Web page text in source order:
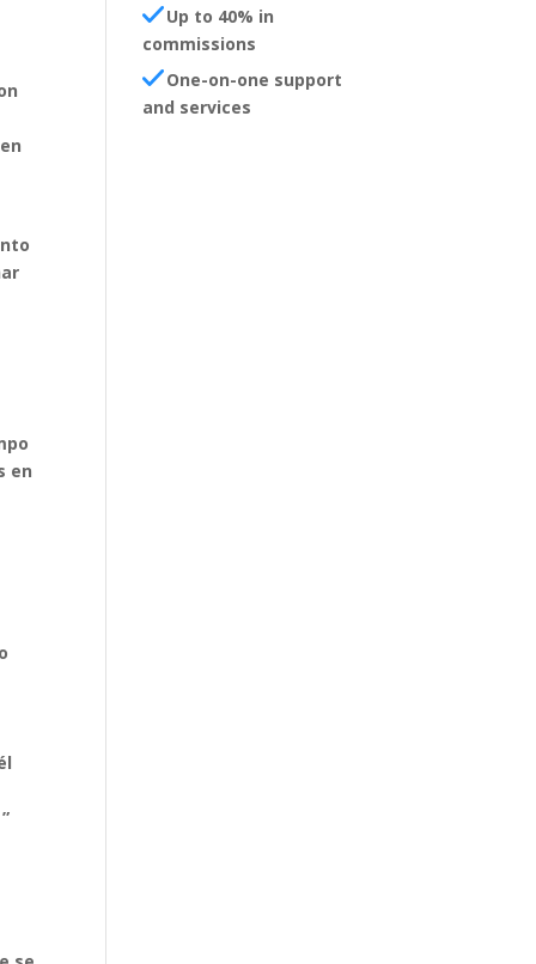
en
Up to 40% in
commissions
One-on-one support
and services